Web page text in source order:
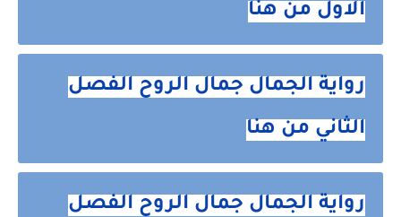
الاول من هنا
رواية الجمال جمال الروح الفصل
الثاني من هنا
رواية الجمال جمال الروح الفصل